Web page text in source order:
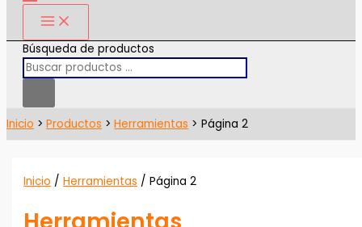
Búsqueda de productos
Inicio Productos Herramientas Página 2
Inicio /Herramientas / Página 2